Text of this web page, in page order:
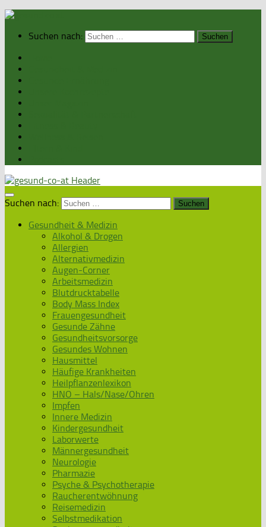
Suchen nach:
Suchen nach:
Gesundheit & Medizin
Alkohol & Drogen
Allergien
Alternativmedizin
Augen-Corner
Arbeitsmedizin
Blutdrucktabelle
Body Mass Index
Frauengesundheit
Gesunde Zähne
Gesundheitsvorsorge
Gesundes Wohnen
Hausmittel
Häufige Krankheiten
Heilpflanzenlexikon
HNO – Hals/Nase/Ohren
Impfen
Innere Medizin
Kindergesundheit
Laborwerte
Männergesundheit
Neurologie
Pharmazie
Psyche & Psychotherapie
Raucherentwöhnung
Reisemedizin
Selbstmedikation